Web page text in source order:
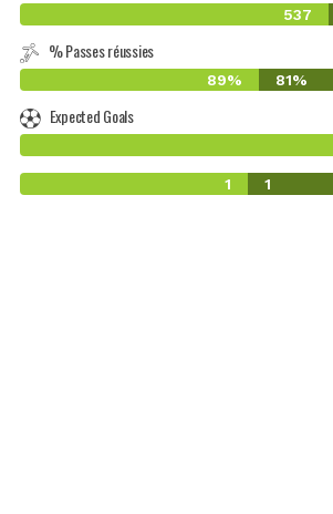
537
% Passes réussies
89% 81%
Expected Goals
1 1